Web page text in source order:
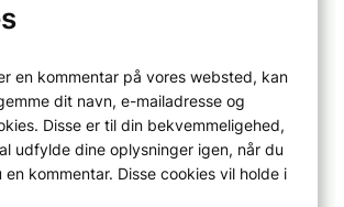
en kommentar på vores websted, kan
dit navn, e-mailadresse og
Disse er til din bekvemmeligehed,
udfylde dine oplysninger igen, når du
en kommentar. Disse cookies vil holde i